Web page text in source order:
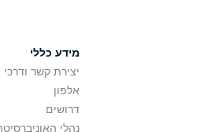
מידע כללי
יצירת קשר
אלפון
דרושים
נהלי